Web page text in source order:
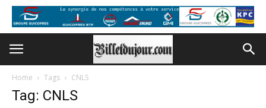
Home Tags CNLS
Tag: CNLS